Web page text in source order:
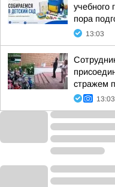
учебного
пора
13:03
стражем
13:03